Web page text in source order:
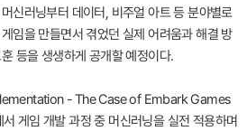
신러닝부터 데이터, 비주얼 아트 등 분야별로
임을 만들면서 겪었던 실제 어려움과 해결 방
등을 생생하게 공개할 예정이다.
- The Case of Embark Games
게임 개발 과정 중 머신러닝을 실전 적용하며